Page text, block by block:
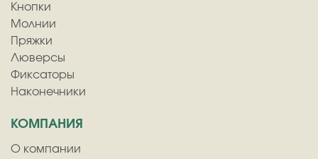
Кнопки
Молнии
Пряжки
Люверсы
Фиксаторы
Наконечники
КОМПАНИЯ
О компании